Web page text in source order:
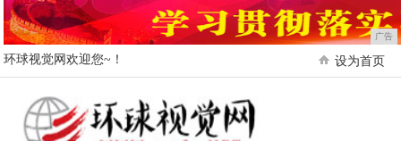
广告
环球视觉网欢迎您~！ 设为首页